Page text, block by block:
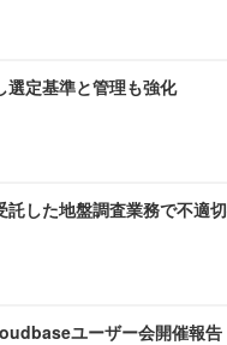
選定基準と管理も強化
した地盤調査業務で不適
ユーザー会開催報告